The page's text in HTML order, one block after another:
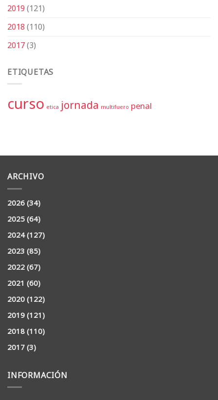
2019(121)
2018(110)
2017(3)
ETIQUETAS
curso etica jornada multifuero penal
ARCHIVO
2026(34)
2025(64)
2024(127)
2023(85)
2022(67)
2021 (60)
2020(122)
2019(121)
2018(110)
2017(3)
INFORMACIÓN